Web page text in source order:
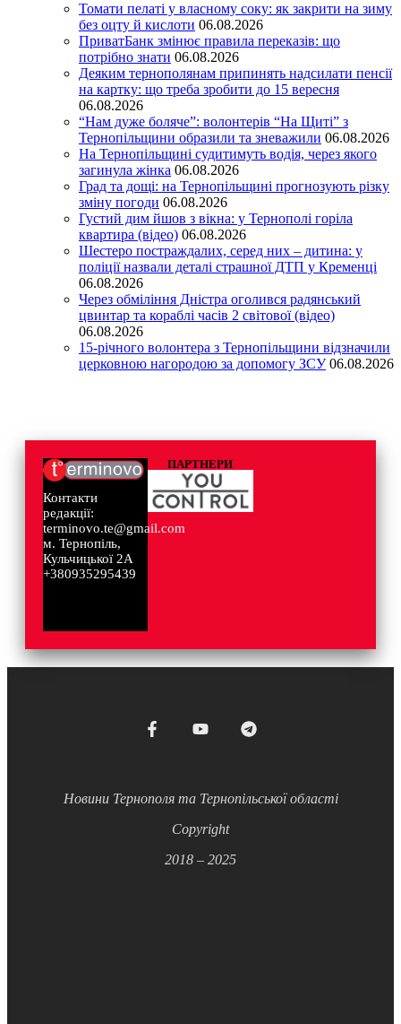
Томати пелаті у власному соку: як закрити на зиму
без оцту й кислоти 06.08.2026
ПриватБанк змінює правила переказів: що
потрібно знати 06.08.2026
Деяким тернополянам припинять надсилати пенсії
на картку: що треба зробити до 15 вересня
06.08.2026
“Нам дуже боляче”: волонтерів “На Щиті” з
Тернопільщини образили та зневажили 06.08.2026
На Тернопільщині судитимуть водія, через якого
загинула жінка 06.08.2026
Град та дощі: на Тернопільщині прогнозують різку
зміну погоди 06.08.2026
Густий дим йшов з вікна: у Тернополі горіла
квартира (відео) 06.08.2026
Шестеро постраждалих, серед них – дитина: у
поліції назвали деталі страшної ДТП у Кременці
06.08.2026
Через обміління Дністра оголився радянський
цвинтар та кораблі часів 2 світової (відео)
06.08.2026
15-річного волонтера з Тернопільщини відзначили
церковною нагородою за допомогу ЗСУ 06.08.2026
Контакти
редакції:
terminovo.te@gmail.com
м. Тернопіль,
Кульчицької 2А
+380935295439
ПАРТНЕРИ
Новини Тернополя та Тернопільської області
Copyright
2018 – 2025